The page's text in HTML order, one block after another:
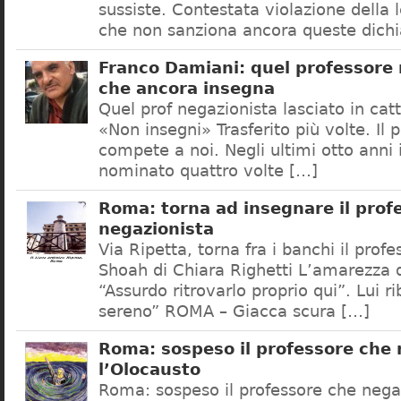
sussiste. Contestata violazione della
che non sanziona ancora queste
Franco Damiani: quel professore
che ancora insegna
Quel prof negazionista lasciato in
«Non insegni» Trasferito più volte. Il
compete a noi. Negli ultimi otto anni
nominato quattro volte […]
Roma: torna ad insegnare il
negazionista
Via Ripetta, torna fra i banchi il
Shoah di Chiara Righetti L’amarezza
“Assurdo ritrovarlo proprio qui”. Lui
sereno” ROMA – Giacca scura […]
Roma: sospeso il professore che
l’Olocausto
Roma: sospeso il professore che